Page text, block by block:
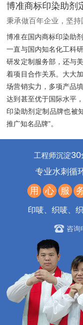
博准商标印染助剂
秉承做百年企业，坚
博准在国内商标印染助
一直与国内知名化工科
研发定制服务部，还与
着项目合作关系。大大
场营销实力，多项产品
达到甚至优于国际水平
印染助剂定制品牌也被
推广知名品牌”。
工程师沉淀
专业水刺循
用 心 服
印唛、织唛、
咨询